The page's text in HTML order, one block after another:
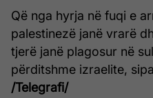
Që nga hyrja në fuqi e
palestinezë janë vrarë
tjerë janë plagosur në
përditshme izraelite,
/Telegrafi/